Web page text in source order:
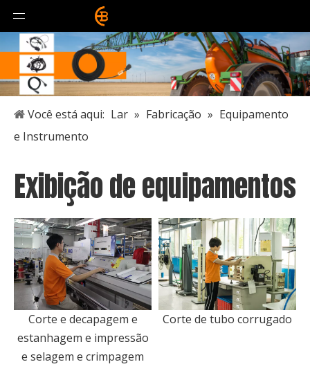
Você está aqui: Lar » Fabricação » Equipamento
e Instrumento
Exibição de equipamentos
Corte e decapagem e
estanhagem e impressão
e selagem e crimpagem
Corte de tubo corrugado